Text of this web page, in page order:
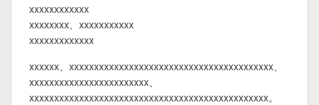
xxxxxxxxxxxx
xxxxxxxx、xxxxxxxxxxx
xxxxxxxxxxxxx
xxxxxx、xxxxxxxxxxxxxxxxxxxxxxxxxxxxxxxxxxxxxxxxx、
xxxxxxxxxxxxxxxxxxxxxxxx、
xxxxxxxxxxxxxxxxxxxxxxxxxxxxxxxxxxxxxxxxxxxxxxxx。